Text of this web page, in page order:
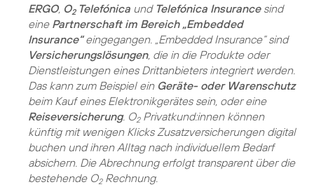
ERGO, O2Telefónica und Telefónica Insurancesind
eine Partnerschaft im Bereich „Embedded
Insurance“eingegangen. „Embedded Insurance“ sind
Versicherungslösungen, die in die Produkte oder
Dienstleistungen eines Drittanbieters integriert werden.
Das kann zum Beispiel ein Geräte- oder Warenschutz
beim Kauf eines Elektronikgerätes sein, oder eine
Reiseversicherung. O2Privatkund:innen können
künftig mit wenigen Klicks Zusatzversicherungen digital
buchen und ihren Alltag nach individuellem Bedarf
absichern. Die Abrechnung erfolgt transparent über die
bestehende O2Rechnung.